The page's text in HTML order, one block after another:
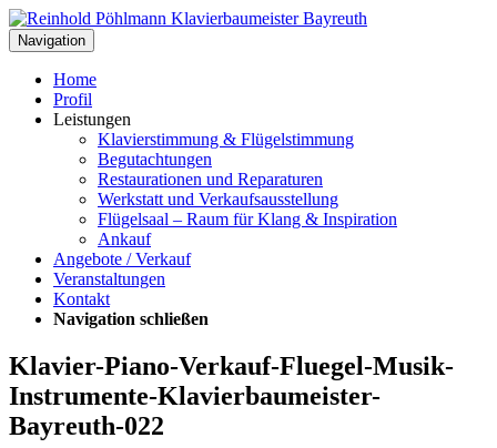
Navigation
Home
Profil
Leistungen
Klavierstimmung & Flügelstimmung
Begutachtungen
Restaurationen und Reparaturen
Werkstatt und Verkaufsausstellung
Flügelsaal – Raum für Klang & Inspiration
Ankauf
Angebote / Verkauf
Veranstaltungen
Kontakt
Navigation schließen
Klavier-Piano-Verkauf-Fluegel-Musik-
Instrumente-Klavierbaumeister-
Bayreuth-022